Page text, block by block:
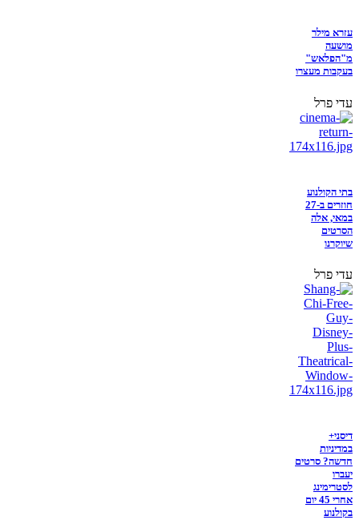
עזרא מילר
מושעה
מ"הפלאש"
בעקבות מעצרו
עדי פרל
בתי הקולנוע
חוזרים ב-27
במאי, אלה
הסרטים
שיוקרנו
עדי פרל
דיסני+
במדיניות
חדשה? סרטים
יעברו
לסטרימינג
אחרי 45 יום
בקולנוע